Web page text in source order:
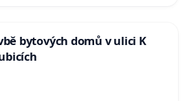
bytových domů v ulici K